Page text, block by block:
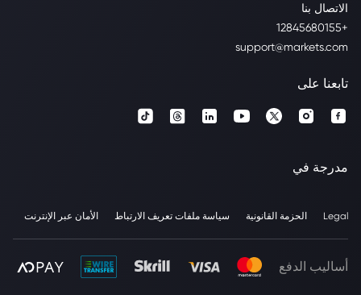
الاتصال بنا
+12845680155
support@markets.com
تابعنا على
مدرجة في
Legal الحزمة القانونية سياسة ملفات تعريف الارتباط الأمان عبر الإنترنت
أساليب الدفع